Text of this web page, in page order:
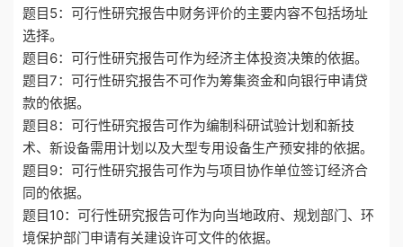
题目5：可行性研究报告中财务评价的主要内容不包括场址
选择。
题目6：可行性研究报告可作为经济主体投资决策的依据。
题目7：可行性研究报告不可作为筹集资金和向银行申请贷
款的依据。
题目8：可行性研究报告可作为编制科研试验计划和新技
术、新设备需用计划以及大型专用设备生产预安排的依据。
题目9：可行性研究报告可作为与项目协作单位签订经济合
同的依据。
题目10：可行性研究报告可作为向当地政府、规划部门、环
境保护部门申请有关建设许可文件的依据。